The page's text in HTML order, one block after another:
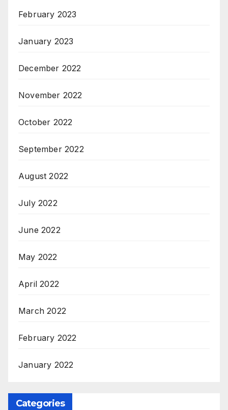
February 2023
January 2023
December 2022
November 2022
October 2022
September 2022
August 2022
July 2022
June 2022
May 2022
April 2022
March 2022
February 2022
January 2022
Categories